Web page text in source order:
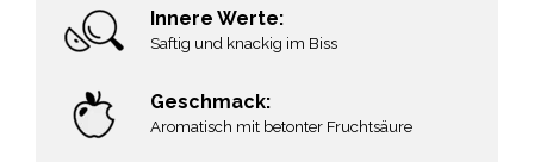
Innere Werte:
Saftig und knackig im Biss
Geschmack:
Aromatisch mit betonter Fruchtsäure